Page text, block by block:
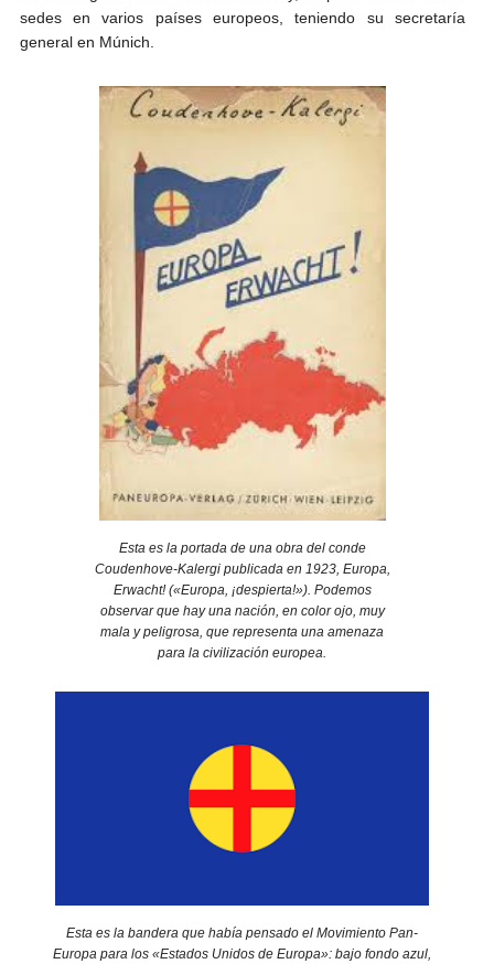
sedes en varios países europeos, teniendo su secretaría
general en Múnich.
Esta es la portada de una obra del conde
Coudenhove-Kalergi publicada en 1923, Europa,
Erwacht! («Europa, ¡despierta!»). Podemos
observar que hay una nación, en color ojo, muy
mala y peligrosa, que representa una amenaza
para la civilización europea.
Esta es la bandera que había pensado el Movimiento Pan-
Europa para los «Estados Unidos de Europa»: bajo fondo azul,